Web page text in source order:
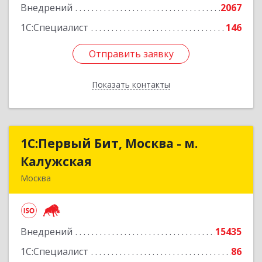
Внедрений
2067
1С:Специалист
146
Отправить заявку
Показать контакты
Подробнее
Отправить заявку
Назад
1С:Первый Бит, Москва - м.
Калужская
Москва
Внедрений
15435
1С:Специалист
86
1С:Первый Бит, Москва - м.
Подробнее